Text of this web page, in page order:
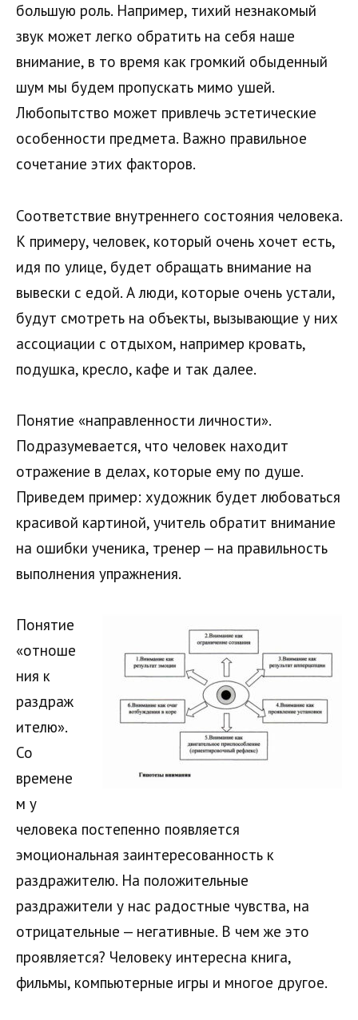
большую роль. Например, тихий незнакомый
звук может легко обратить на себя наше
внимание, в то время как громкий обыденный
шум мы будем пропускать мимо ушей.
Любопытство может привлечь эстетические
особенности предмета. Важно правильное
сочетание этих факторов.
Соответствие внутреннего состояния человека.
К примеру, человек, который очень хочет есть,
идя по улице, будет обращать внимание на
вывески с едой. А люди, которые очень устали,
будут смотреть на объекты, вызывающие у них
ассоциации с отдыхом, например кровать,
подушка, кресло, кафе и так далее.
Понятие «направленности личности».
Подразумевается, что человек находит
отражение в делах, которые ему по душе.
Приведем пример: художник будет любоваться
красивой картиной, учитель обратит внимание
на ошибки ученика, тренер — на правильность
выполнения упражнения.
Понятие
«отноше
ния к
раздраж
ителю».
Со
времене
м у
человека постепенно появляется
эмоциональная заинтересованность к
раздражителю. На положительные
раздражители у нас радостные чувства, на
отрицательные — негативные. В чем же это
проявляется? Человеку интересна книга,
фильмы, компьютерные игры и многое другое.